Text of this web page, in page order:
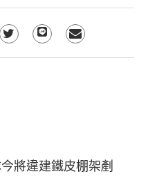
將違建鐵皮棚架剷